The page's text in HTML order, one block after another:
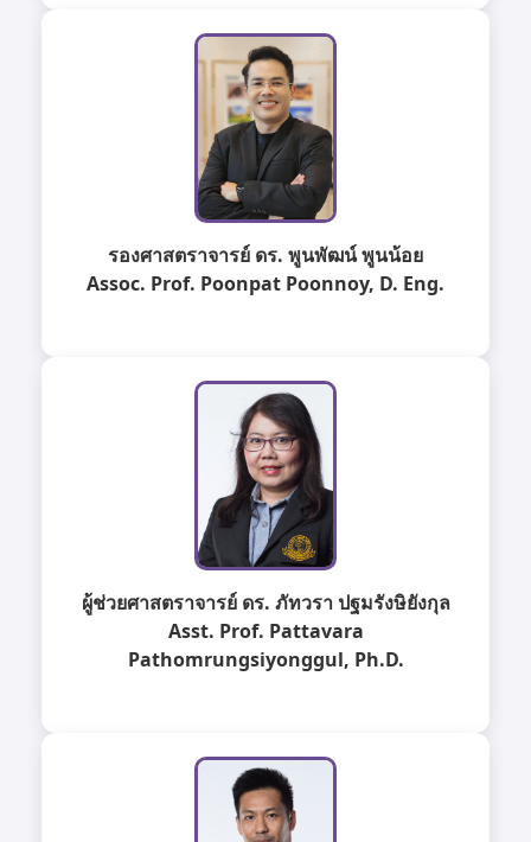
รองศาสตราจารย์ ดร. พูนพัฒน์ พูนน้อย
Assoc. Prof. Poonpat Poonnoy, D. Eng.
ผู้ช่วยศาสตราจารย์ ดร. ภัทวรา ปฐมรังษิยังกุล
Asst. Prof. Pattavara
Pathomrungsiyonggul, Ph.D.